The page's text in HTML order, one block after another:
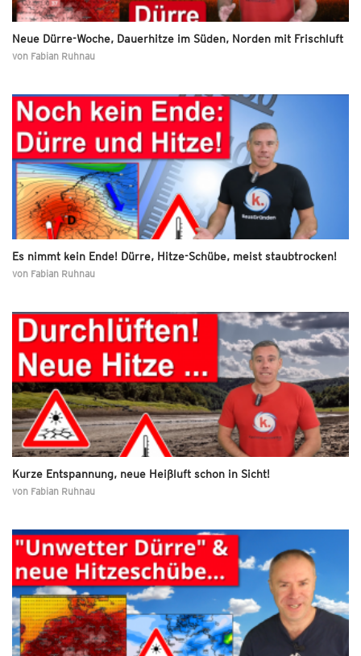
Neue Dürre-Woche, Dauerhitze im Süden, Norden mit Frischluft
von Fabian Ruhnau
Es nimmt kein Ende! Dürre, Hitze-Schübe, meist staubtrocken!
von Fabian Ruhnau
Kurze Entspannung, neue Heißluft schon in Sicht!
von Fabian Ruhnau